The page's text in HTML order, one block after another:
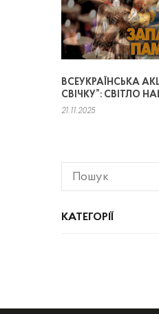
КАТЕГОРІЇ
ВСЕУКРАЇНСЬКА
СВІЧКУ”: СВІТЛО
21.11.2025